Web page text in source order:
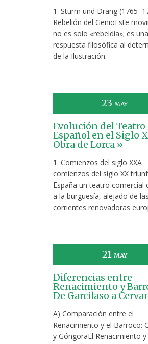
1. Sturm und Drang
Rebelión del GenioEste
no es solo «rebeldía»; es una
respuesta filosófica al
de la Ilustración.
23 MAY
Evolución del Teatro
Español en el Siglo
Obra de Lorca »
1. Comienzos del siglo XXA
comienzos del siglo XX
España un teatro comercial
a la burguesía, alejado de las
corrientes renovadoras
21 MAY
Diferencias entre
Renacimiento y
De Garcilaso a
A) Comparación entre el
Renacimiento y el Barroco:
y GóngoraEl Renacimiento y